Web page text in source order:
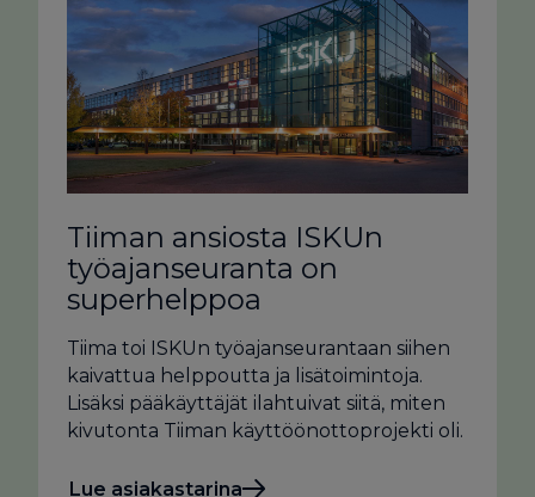
Tiiman ansiosta ISKUn
työajan­seuranta on
superhelppoa
Tiima toi ISKUn työajanseurantaan siihen
kaivattua helppoutta ja lisätoimintoja.
Lisäksi pääkäyttäjät ilahtuivat siitä, miten
kivutonta Tiiman käyttöönottoprojekti oli.
Lue asiakastarina